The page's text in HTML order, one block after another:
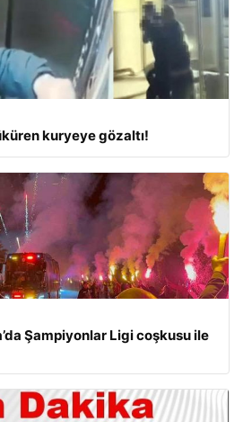
kuryeye gözaltı!
Şampiyonlar Ligi coşkusu ile